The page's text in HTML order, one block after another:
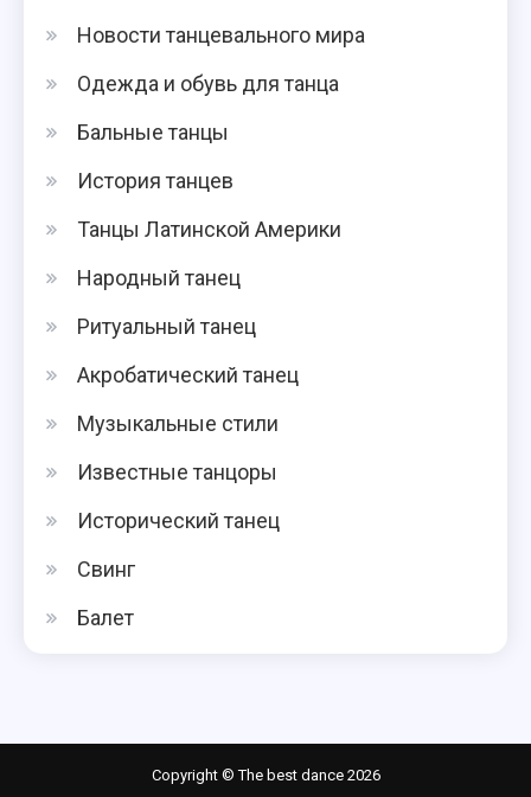
Новости танцевального мира
Одежда и обувь для танца
Бальные танцы
История танцев
Танцы Латинской Америки
Народный танец
Ритуальный танец
Акробатический танец
Музыкальные стили
Известные танцоры
Исторический танец
Свинг
Балет
Copyright © The best dance 2026